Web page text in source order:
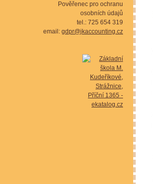
Pověřenec pro ochranu
osobních údajů
tel.: 725 654 319
email: gdpr@jkaccounting.cz